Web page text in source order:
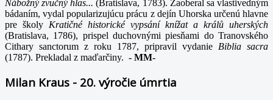
Nábožný zvučný hlas...(Bratislava, 1783). Zaoberal sa vlastivedným
bádaním, vydal popularizujúcu prácu z dejín Uhorska určenú hlavne
pre školy Kratičné historické vypsání knížat a králů uherských
(Bratislava, 1786), prispel duchovnými piesňami do Tranovského
Cithary sanctorum z roku 1787, pripravil vydanie Biblia sacra
(1787). Prekladal z maďarčiny. - MM-
Milan Kraus - 20. výročie úmrtia